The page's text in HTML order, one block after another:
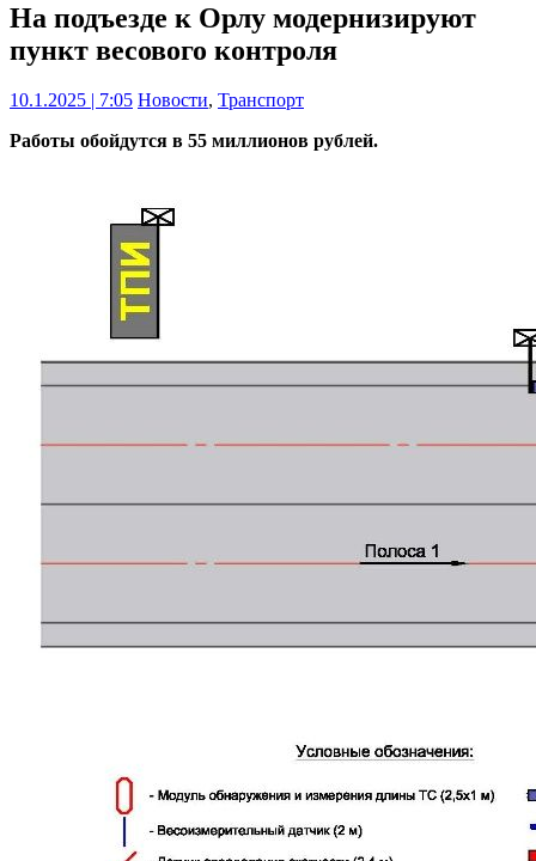
На подъезде к Орлу модернизируют
пункт весового контроля
10.1.2025 | 7:05 Новости, Транспорт
Работы обойдутся в 55 миллионов рублей.